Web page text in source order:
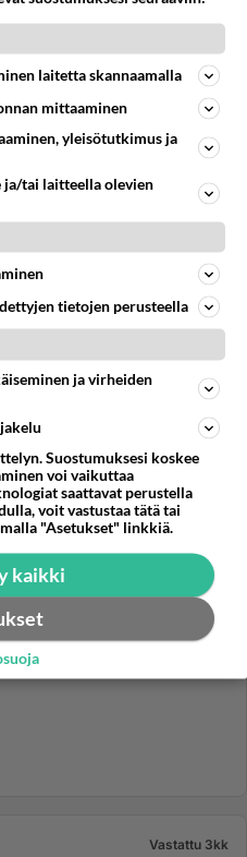
makuinen vaahtokumi :
goldgreen-harkapapu-
Vastattu 3kk
kesäkeitto
Sisältääkö se retiisiä?...
Vastattu 3kk
laitetta skannaamalla
mittaaminen
yleisötutkimus ja
tai laitteella olevien
tietojen perusteella
ja virheiden
Suostumuksesi koskee
voi vaikuttaa
saattavat perustella
voit vastustaa tätä tai
"Asetukset" linkkiä.
kaikki